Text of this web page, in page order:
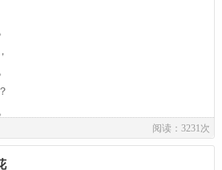
于洛阳市郊。白园（白居易墓）坐落在洛阳
。
～846），字乐天，晚年又号称香山居
人，是我国唐代伟大的现实主义诗人，他的
式多样，语言平易通俗，有“诗魔”和“诗
学士、左赞善大夫。有《白氏长庆集》传
阅读：3231次